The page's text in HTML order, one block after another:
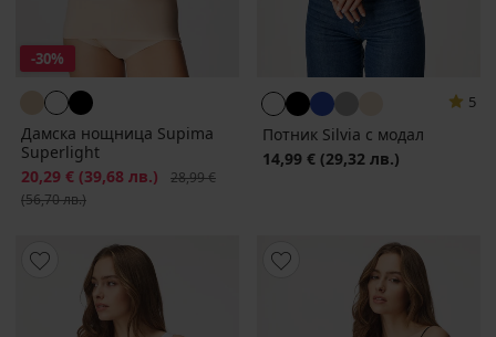
-30%
Дамска нощница Supima
Superlight
Намаление
20,29 € (39,68 лв.) Първоначална цена
28,99 €
(56,70 лв.)
5
Потник Silvia с модал
14,99 € (29,32 лв.)